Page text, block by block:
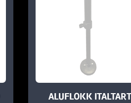
ALUFLOKK